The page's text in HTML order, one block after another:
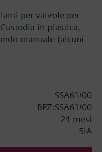
per valvole per
in plastica,
manuale (alcuni
modelli).
con valvole
necessario un
e SSA81 sono
SSA61/00
BPZ:SSA61/00
24 mesi
5IA